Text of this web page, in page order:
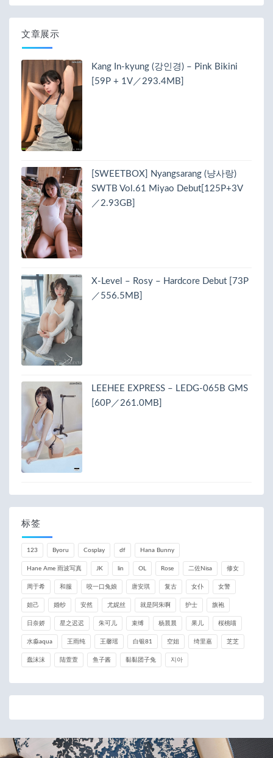
文章展示
Kang In-kyung (강인경) – Pink Bikini
[59P + 1V／293.4MB]
[SWEETBOX] Nyangsarang (냥사랑)
SWTB Vol.61 Miyao Debut[125P+3V
／2.93GB]
X-Level – Rosy – Hardcore Debut [73P
／556.5MB]
LEEHEE EXPRESS – LEDG-065B GMS
[60P／261.0MB]
标签
123 Byoru Cosplay df Hana Bunny
Hane Ame 雨波写真 JK lin OL Rose 二佐Nisa 修女
周于希 和服 咬一口兔娘 唐安琪 复古 女仆 女警
妲己 婚纱 安然 尤妮丝 就是阿朱啊 护士 旗袍
日奈娇 星之迟迟 朱可儿 束缚 杨晨晨 果儿 桜桃喵
水淼aqua 王雨纯 王馨瑶 白银81 空姐 绮里嘉 芝芝
蠢沫沫 陆萱萱 鱼子酱 黏黏团子兔 지아